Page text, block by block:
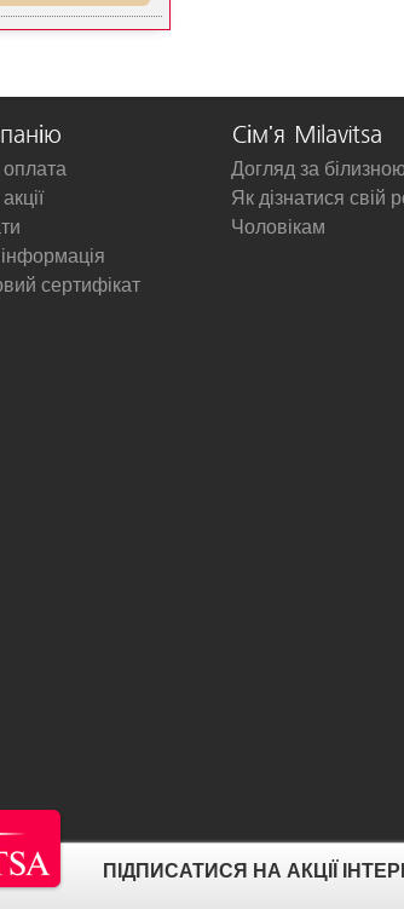
оплата
сертифікат
Сім'я Milavitsa
Догляд за
Як дізнатися свій
Чоловікам
ПІДПИСАТИСЯ НА АКЦІЇ